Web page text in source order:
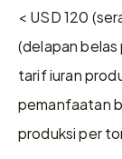
< USD 120
(delapan belas
tarif iuran
pemanfaatan
produksi per